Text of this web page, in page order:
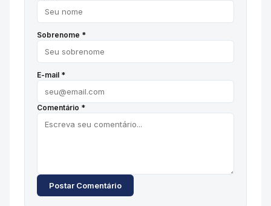
Sobrenome *
E-mail *
Comentário *
Postar Comentário